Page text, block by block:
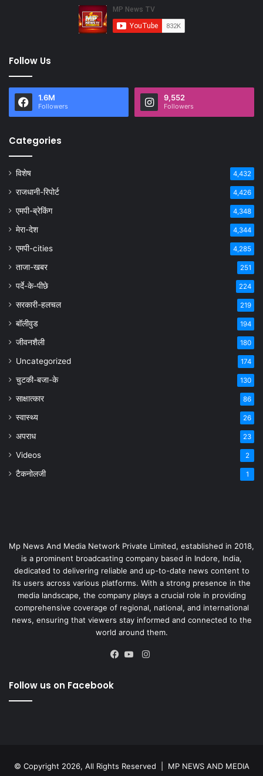
Follow Us
1.6M
Followers
9,552
Followers
Categories
विशेष 4,432
राजधानी-रिपोर्ट 4,426
एमपी-ब्रेकिंग 4,348
मेरा-देश 4,344
एमपी-cities 4,285
ताजा-खबर 251
पर्दे-के-पीछे 224
सरकारी-हलचल 219
बॉलीवुड 194
जीवनशैली 180
Uncategorized 174
चुटकी-बजा-के 130
साक्षात्कार 86
स्वास्थ्य 26
अपराध 23
Videos 2
टैकनोलजी 1
Mp News And Media Network Private Limited, established in 2018,
is a prominent broadcasting company based in Indore, India,
dedicated to delivering reliable and up-to-date news content to
its users across various platforms. With a strong presence in the
media landscape, the company plays a crucial role in providing
comprehensive coverage of regional, national, and international
news, ensuring that viewers stay informed and connected to the
world around them.
Instagram
Follow us on Facebook
© Copyright 2026, All Rights Reserved | MP NEWS AND MEDIA